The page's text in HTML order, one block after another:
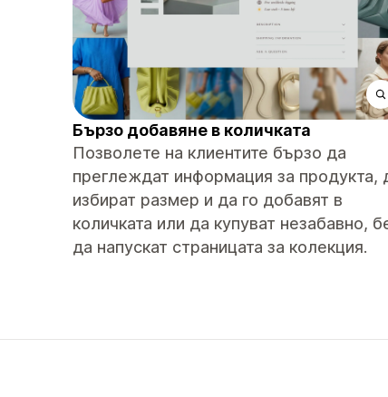
Бързо добавяне в количката
Позволете на клиентите бързо да
преглеждат информация за продукта,
избират размер и да го добавят в
количката или да купуват незабавно,
да напускат страницата за колекция.